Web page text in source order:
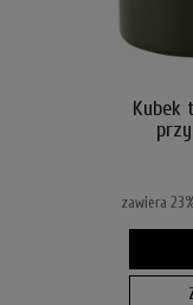
Kubek
zawiera